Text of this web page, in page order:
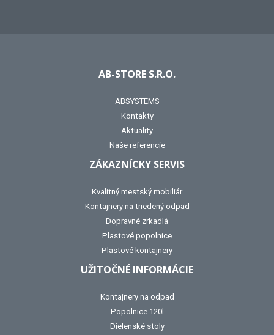
AB-STORE S.R.O.
ABSYSTEMS
Kontakty
Aktuality
Naše referencie
ZÁKAZNÍCKY SERVIS
Kvalitný mestský mobiliár
Kontajnery na triedený odpad
Dopravné zrkadlá
Plastové popolnice
Plastové kontajnery
UŽITOČNÉ INFORMÁCIE
Kontajnery na odpad
Popolnice 120l
Dielenské stoly